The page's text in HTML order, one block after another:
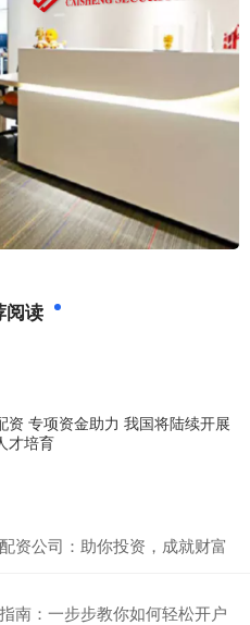
阅读
资 专项资金助力 我国将陆续开展
才培育
资公司：助你投资，成就财富
南：一步步教你如何轻松开户